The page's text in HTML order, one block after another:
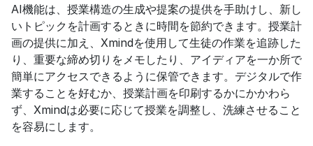
AI機能は、授業構造の生成や提案の提供を手助けし、新し
いトピックを計画するときに時間を節約できます。授業計
画の提供に加え、Xmindを使用して生徒の作業を追跡した
り、重要な締め切りをメモしたり、アイディアを一か所で
簡単にアクセスできるように保管できます。デジタルで作
業することを好むか、授業計画を印刷するかにかかわら
ず、Xmindは必要に応じて授業を調整し、洗練させること
を容易にします。